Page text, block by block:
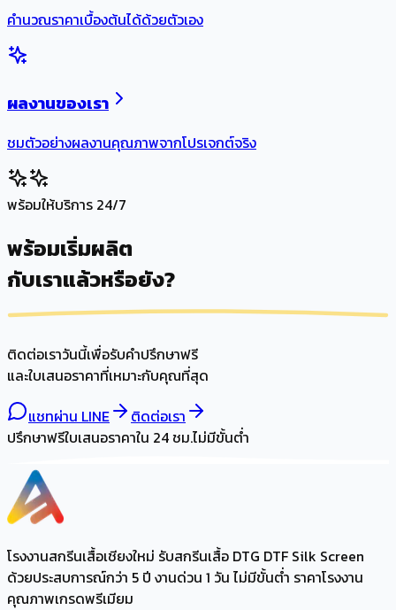
คำนวณราคาเบื้องต้นได้ด้วยตัวเอง
ผลงานของเรา
ชมตัวอย่างผลงานคุณภาพจากโปรเจกต์จริง
พร้อมให้บริการ 24/7
พร้อมเริ่มผลิต
กับเราแล้วหรือยัง?
ติดต่อเราวันนี้เพื่อรับคำปรึกษาฟรี
และใบเสนอราคาที่เหมาะกับคุณที่สุด
แชทผ่าน LINE
ติดต่อเรา
ปรึกษาฟรีใบเสนอราคาใน 24 ชม.ไม่มีขั้นต่ำ
โรงงานสกรีนเสื้อเชียงใหม่ รับสกรีนเสื้อ DTG DTF Silk Screen
ด้วยประสบการณ์กว่า 5 ปี งานด่วน 1 วัน ไม่มีขั้นต่ำ ราคาโรงงาน
คุณภาพเกรดพรีเมียม